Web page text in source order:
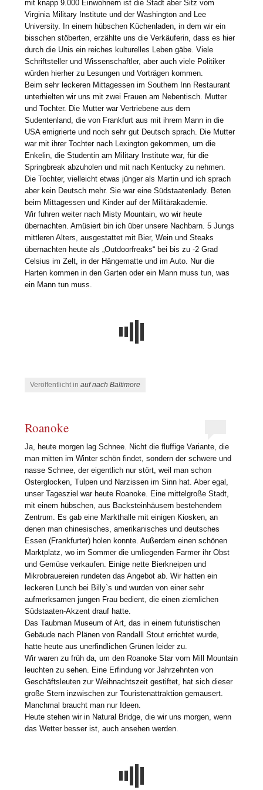
mit knapp 9.000 Einwohnern ist die Stadt aber Sitz vom
Virginia Military Institute und der Washington and Lee
University. In einem hübschen Küchenladen, in dem wir ein
bisschen stöberten, erzählte uns die Verkäuferin, dass es hier
durch die Unis ein reiches kulturelles Leben gäbe. Viele
Schriftsteller und Wissenschaftler, aber auch viele Politiker
würden hierher zu Lesungen und Vorträgen kommen.
Beim sehr leckeren Mittagessen im Southern Inn Restaurant
unterhielten wir uns mit zwei Frauen am Nebentisch. Mutter
und Tochter. Die Mutter war Vertriebene aus dem
Sudentenland, die von Frankfurt aus mit ihrem Mann in die
USA emigrierte und noch sehr gut Deutsch sprach. Die Mutter
war mit ihrer Tochter nach Lexington gekommen, um die
Enkelin, die Studentin am Military Institute war, für die
Springbreak abzuholen und mit nach Kentucky zu nehmen.
Die Tochter, vielleicht etwas jünger als Martin und ich sprach
aber kein Deutsch mehr. Sie war eine Südstaatenlady. Beten
beim Mittagessen und Kinder auf der Militärakademie.
Wir fuhren weiter nach Misty Mountain, wo wir heute
übernachten. Amüsiert bin ich über unsere Nachbarn. 5 Jungs
mittleren Alters, ausgestattet mit Bier, Wein und Steaks
übernachten heute als „Outdoorfreaks“ bei bis zu -2 Grad
Celsius im Zelt, in der Hängematte und im Auto. Nur die
Harten kommen in den Garten oder ein Mann muss tun, was
ein Mann tun muss.
Veröffentlicht inauf nach Baltimore
Roanoke
Ja, heute morgen lag Schnee. Nicht die fluffige Variante, die
man mitten im Winter schön findet, sondern der schwere und
nasse Schnee, der eigentlich nur stört, weil man schon
Osterglocken, Tulpen und Narzissen im Sinn hat. Aber egal,
unser Tagesziel war heute Roanoke. Eine mittelgroße Stadt,
mit einem hübschen, aus Backsteinhäusern bestehendem
Zentrum. Es gab eine Markthalle mit einigen Kiosken, an
denen man chinesisches, amerikanisches und deutsches
Essen (Frankfurter) holen konnte. Außerdem einen schönen
Marktplatz, wo im Sommer die umliegenden Farmer ihr Obst
und Gemüse verkaufen. Einige nette Bierkneipen und
Mikrobrauereien rundeten das Angebot ab. Wir hatten ein
leckeren Lunch bei Billy`s und wurden von einer sehr
aufmerksamen jungen Frau bedient, die einen ziemlichen
Südstaaten-Akzent drauf hatte.
Das Taubman Museum of Art, das in einem futuristischen
Gebäude nach Plänen von Randalll Stout errichtet wurde,
hatte heute aus unerfindlichen Grünen leider zu.
Wir waren zu früh da, um den Roanoke Star vom Mill Mountain
leuchten zu sehen. Eine Erfindung vor Jahrzehnten von
Geschäftsleuten zur Weihnachtszeit gestiftet, hat sich dieser
große Stern inzwischen zur Touristenattraktion gemausert.
Manchmal braucht man nur Ideen.
Heute stehen wir in Natural Bridge, die wir uns morgen, wenn
das Wetter besser ist, auch ansehen werden.